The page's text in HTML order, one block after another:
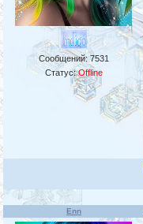
Сообщений:7531
Статус:Offline
Enn